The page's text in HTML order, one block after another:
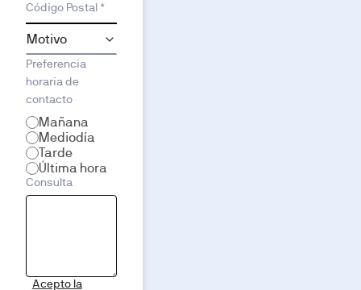
Código Postal *
Preferencia
horaria de
contacto
Mañana
Mediodía
Tarde
Última hora
Consulta
Acepto la